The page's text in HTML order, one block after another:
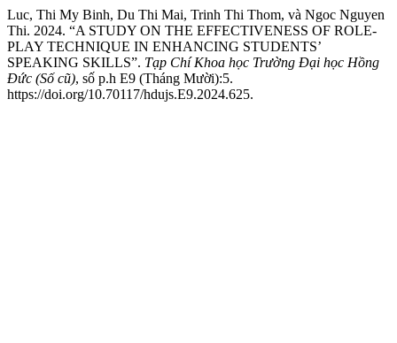
Luc, Thi My Binh, Du Thi Mai, Trinh Thi Thom, và Ngoc Nguyen
Thi. 2024. “A STUDY ON THE EFFECTIVENESS OF ROLE-
PLAY TECHNIQUE IN ENHANCING STUDENTS’
SPEAKING SKILLS”. Tạp Chí Khoa học Trường Đại học Hồng
Đức (Số cũ), số p.h E9 (Tháng Mười):5.
https://doi.org/10.70117/hdujs.E9.2024.625.